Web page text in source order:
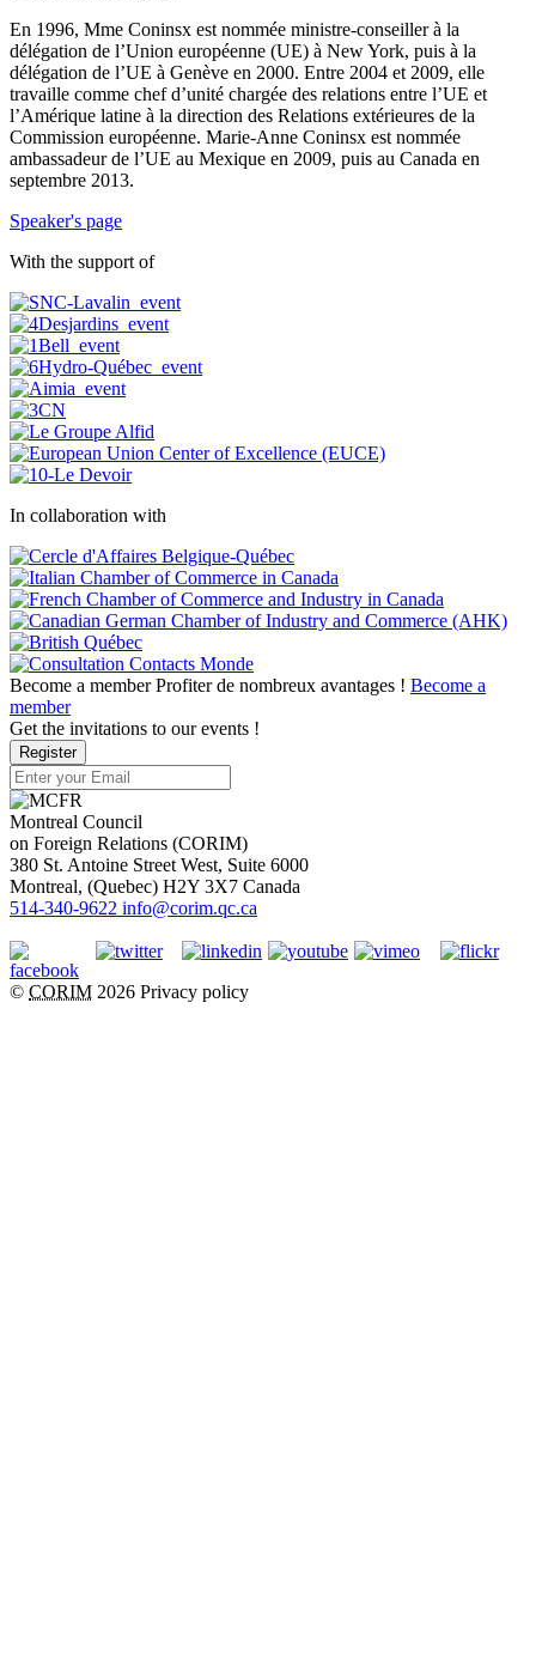
En 1996, Mme Coninsx est nommée ministre-conseiller à la
délégation de l’Union européenne (UE) à New York, puis à la
délégation de l’UE à Genève en 2000. Entre 2004 et 2009, elle
travaille comme chef d’unité chargée des relations entre l’UE et
l’Amérique latine à la direction des Relations extérieures de la
Commission européenne. Marie-Anne Coninsx est nommée
ambassadeur de l’UE au Mexique en 2009, puis au Canada en
septembre 2013.
Speaker's page
With the support of
In collaboration with
Become a member Profiter de nombreux avantages ! Become a
member
Get the invitations to our events !
Register
Montreal Council
on Foreign Relations (CORIM)
380 St. Antoine Street West, Suite 6000
Montreal, (Quebec) H2Y 3X7 Canada
514-340-9622 info@corim.qc.ca
© CORIM 2026 Privacy policy